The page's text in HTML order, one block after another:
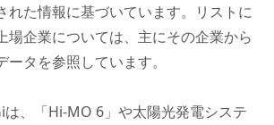
れた情報に基づいています。リストに
場企業については、主にその企業から
タを参照しています。
、「Hi-MO 6」や太陽光発電システ